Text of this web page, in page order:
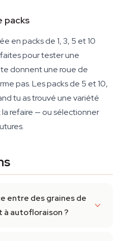
packs
en packs de 1, 3, 5 et 10
pour tester une
donnent une roue de
pas. Les packs de 5 et 10,
tu as trouvé une variété
refaire — ou sélectionner
entre des graines de
à autofloraison ?